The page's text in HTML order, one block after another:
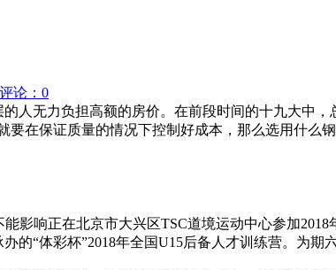
评论：0
人无力负担高额的房价。在前段时间的十九大中，
在保证质量的情况下控制好成本，那么选用什么
影响正在北京市大兴区TSC道境运动中心参加
“体彩杯”2018年全国U15后备人才训练营。为期